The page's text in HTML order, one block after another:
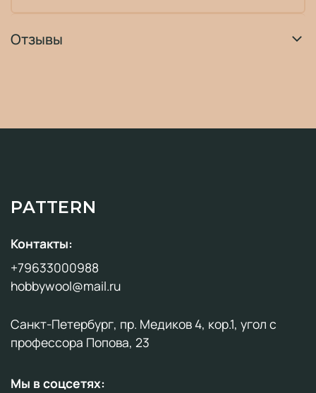
Отзывы
PATTERN
Контакты:
+79633000988
hobbywool@mail.ru
Санкт-Петербург, пр. Медиков 4, кор.1, угол с
профессора Попова, 23
Мы в соцсетях: